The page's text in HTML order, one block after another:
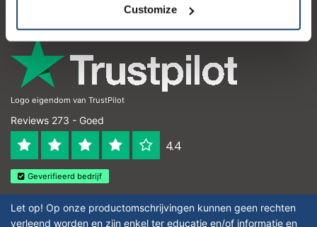
Customize
Logo eigendom van TrustPilot
Reviews 273 - Goed
4.4
Geverifieerd bedrijf
Let op! Op onze productomschrijvingen kunnen geen rechten
verleend worden en zijn enkel ter educatie en/of informatie en